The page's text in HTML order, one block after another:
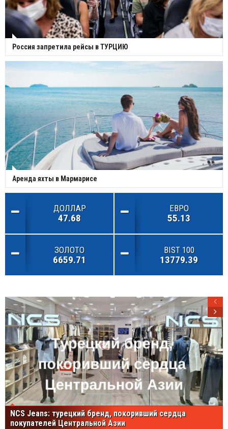
Россия запретила рейсы в ТУРЦИЮ
Аренда яхты в Мармарисе
ДОЛЛАР
47.68
ЕВРО
55.13
ЗОЛОТО
6659.71
BIST 100
13779.39
NCS Jeans: турецкий бренд, покоривший сердца
покупателей Центральной Азии